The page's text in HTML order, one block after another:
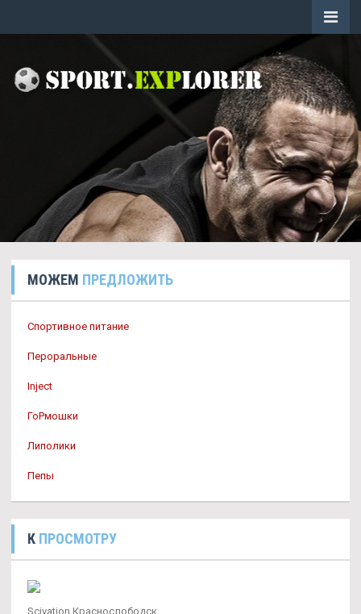
МОЖЕМ ПРЕДЛОЖИТЬ
Спортивное питание
Пероральные
Inject
ГоРмошки
Липолики
Пепы
К ПРОСМОТРУ
Scivation Краснослободск